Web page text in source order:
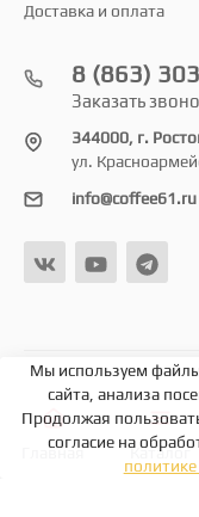
Доставка и оплата
8 (863)
Заказать
344000, г.
ул.
info@coffee61.ru
© 2026
Мы используем
сайта, анализа
Продолжая
согласие на
Главная Каталог